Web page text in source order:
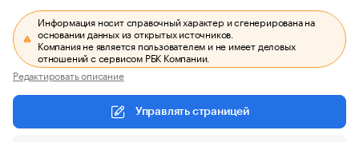
Информация носит справочный характер и сгенерирована на
основании данных из открытых источников.
Компания не является пользователем и не имеет деловых
отношений с сервисом РБК Компании.
Редактировать описание
Управлять страницей